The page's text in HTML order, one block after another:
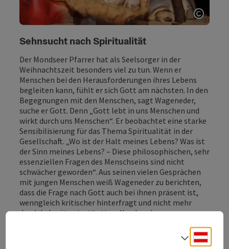
Sehnsucht nach Spiritualität
Der Mondseer Pfarrer hat als Seelsorger in der
Weihnachtszeit besonders viel zu tun. Wenn er
Menschen bei den Herausforderungen ihres Lebens
begleiten kann, fühlt er sich Gott am nächsten. In den
Begegnungen mit den Menschen, sagt Wageneder,
suche er Gott. Denn „Gott lebt in uns Menschen und
wirkt durch uns Menschen“. Er beobachtet eine starke
Sensibilisierung für das Thema Spiritualität in der
Gesellschaft. „Wo ist der Halt meines Lebens? Was ist
der Sinn meines Lebens? – Diese philosophischen, sehr
essenziellen Fragen des Menschseins sind nicht
schwächer geworden“. Aus seinen vielen Gesprächen
mit jungen Menschen weiß Wageneder zu berichten,
dass die Frage nach Gott auch bei ihnen präsent ist,
wenngleich kritischer hinterfragt und nicht mehr
durch Lehrsätze institutionell gebunden.